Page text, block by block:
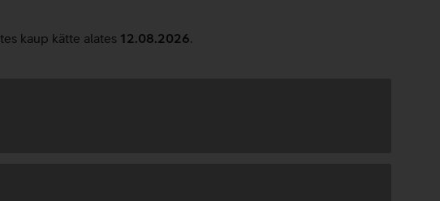
kaup kätte alates 12.08.2026